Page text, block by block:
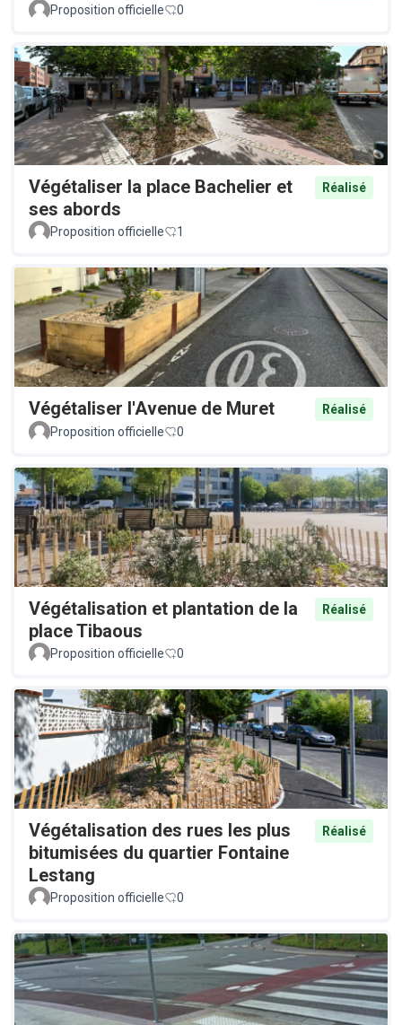
Proposition officielle
0
Végétaliser la place Bachelier et
ses abords
Réalisé
Proposition officielle 1
Végétaliser l'Avenue de Muret
Réalisé
Proposition officielle
0
Végétalisation et plantation de la
place Tibaous
Réalisé
Proposition officielle 0
Végétalisation des rues les plus
bitumisées du quartier Fontaine
Lestang
Réalisé
Proposition officielle 0